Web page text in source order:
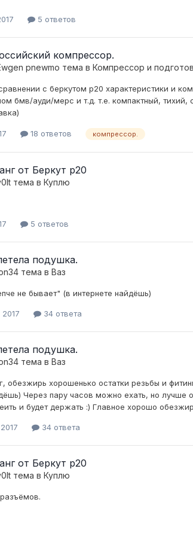
5 ответов
компрессор.
pnewmo тема в Компресcор и
с беркутом р20 характеристики и
бмв/ауди/мерс и т.д. т.е. компактный,
18 ответов компрессор.
от Беркут р20
тема в Куплю
5 ответов
подушка.
тема в Ваз
не бывает" (в интернете найдёшь)
34 ответа
подушка.
тема в Ваз
обезжирь хорошенько остатки резьбы и
Через пару часов можно ехать, но лучше
и будет держать :) Главное хорошо
34 ответа
от Беркут р20
тема в Куплю